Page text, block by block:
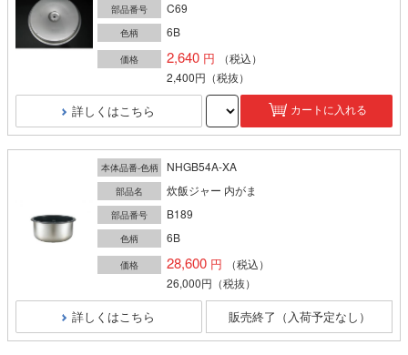
部品番号 C69
色柄 6B
価格 2,640
（税込）
2,400円 （税抜）
詳しくはこちら カートに入れる
本体品番-色柄 NHGB54A-XA
部品名 炊飯ジャー 内がま
部品番号 B189
色柄 6B
価格 28,600
（税込）
26,000円 （税抜）
詳しくはこちら 販売終了（入荷予定なし）